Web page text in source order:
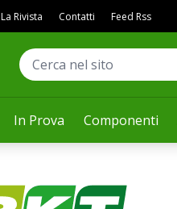
In Prova Componenti
La Rivista Contatti Feed Rss